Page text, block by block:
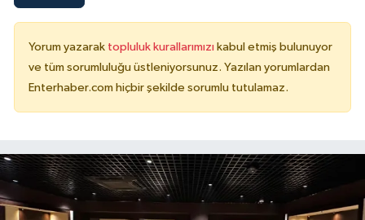
Yorum yazarak topluluk kurallarımızı kabul etmiş bulunuyor
ve tüm sorumluluğu üstleniyorsunuz. Yazılan yorumlardan
Enterhaber.com hiçbir şekilde sorumlu tutulamaz.